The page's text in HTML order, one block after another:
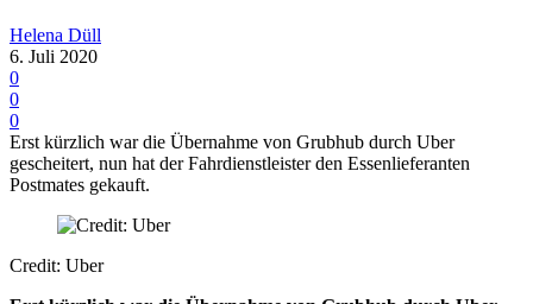
Helena Düll
6. Juli 2020
0
0
0
Erst kürzlich war die Übernahme von Grubhub durch Uber
gescheitert, nun hat der Fahrdienstleister den Essenlieferanten
Postmates gekauft.
Credit: Uber